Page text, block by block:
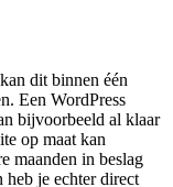
dit binnen één
Een WordPress
bijvoorbeeld al klaar
op maat kan
maanden in beslag
je echter direct